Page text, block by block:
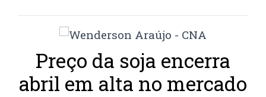
Preço da soja encerra
abril em alta no mercado